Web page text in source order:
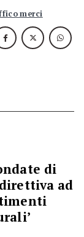
merci
di
ad